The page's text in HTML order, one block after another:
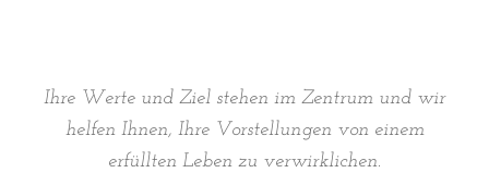
Ihre Werte und Ziel stehen im Zentrum und wir
helfen Ihnen, Ihre Vorstellungen von einem
erfüllten Leben zu verwirklichen.